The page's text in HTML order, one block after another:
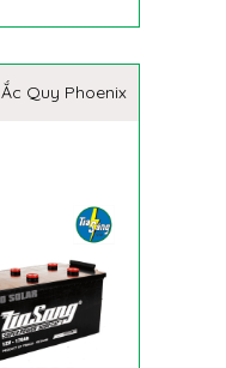
Ắc Quy Phoenix